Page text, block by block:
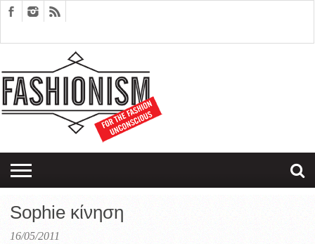
EDITORIALS
COUPLES
THERAPY
SARTORIAGRAM
Sophie κίνηση
16/05/2011